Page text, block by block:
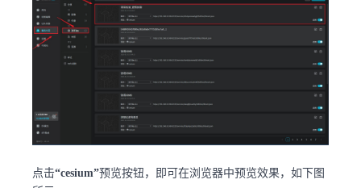
点击“cesium”预览按钮，即可在浏览器中预览效果，如下图